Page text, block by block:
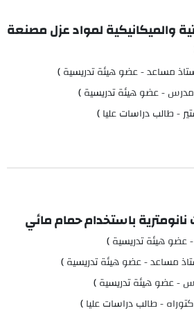
والميكانيكية لمواد عزل مصنعة
مساعد - عضو هيئة تدريسية )
مدرس - عضو هيئة تدريسية )
- طالب دراسات عليا )
باستخدام حمام مائي
- عضو هيئة تدريسية )
مساعد - عضو هيئة تدريسية )
- عضو هيئة تدريسية )
- طالب دراسات عليا )